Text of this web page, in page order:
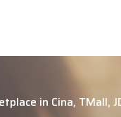
in Cina, TMall,